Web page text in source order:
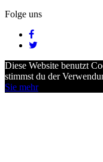
Folge uns
Diese Website benutzt
stimmst du der
Sie mehr